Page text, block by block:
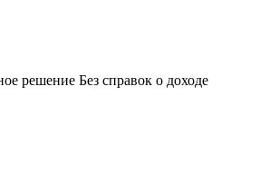
решение Без справок о доходе